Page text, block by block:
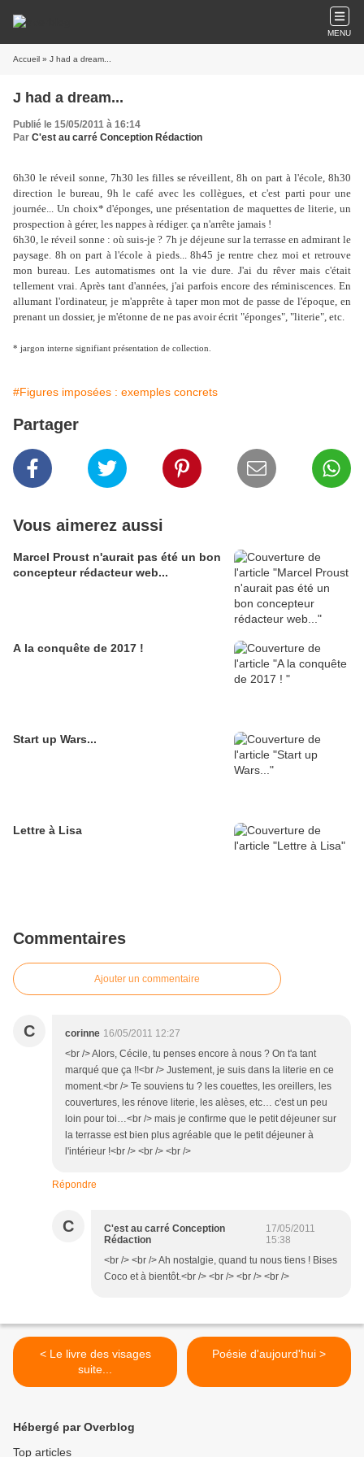
MENU
Accueil » J had a dream...
J had a dream...
Publié le 15/05/2011 à 16:14
Par C'est au carré Conception Rédaction
6h30 le réveil sonne, 7h30 les filles se réveillent, 8h on part à l'école, 8h30
direction le bureau, 9h le café avec les collègues, et c'est parti pour une
journée... Un choix* d'éponges, une présentation de maquettes de literie, un
prospection à gérer, les nappes à rédiger. ça n'arrête jamais !
6h30, le réveil sonne : où suis-je ? 7h je déjeune sur la terrasse en admirant le
paysage. 8h on part à l'école à pieds... 8h45 je rentre chez moi et retrouve
mon bureau. Les automatismes ont la vie dure. J'ai du rêver mais c'était
tellement vrai. Après tant d'années, j'ai parfois encore des réminiscences. En
allumant l'ordinateur, je m'apprête à taper mon mot de passe de l'époque, en
prenant un dossier, je m'étonne de ne pas avoir écrit "éponges", "literie", etc.
* jargon interne signifiant présentation de collection.
#Figures imposées : exemples concrets
Partager
Vous aimerez aussi
Marcel Proust n'aurait pas été un bon
concepteur rédacteur web...
A la conquête de 2017 !
Start up Wars...
Lettre à Lisa
Commentaires
Ajouter un commentaire
C corinne 16/05/2011 12:27
<br /> Alors, Cécile, tu penses encore à nous ? On t'a tant
marqué que ça !!<br /> Justement, je suis dans la literie en ce
moment.<br /> Te souviens tu ? les couettes, les oreillers, les
couvertures, les rénove literie, les alèses, etc… c'est un peu
loin pour toi…<br /> mais je confirme que le petit déjeuner sur
la terrasse est bien plus agréable que le petit déjeuner à
l'intérieur !<br /> <br /> <br />
Répondre
C
C'est au carré Conception
Rédaction
17/05/2011
15:38
<br /> <br /> Ah nostalgie, quand tu nous tiens ! Bises
Coco et à bientôt.<br /> <br /> <br /> <br />
< Le livre des visages
suite...
Poésie d'aujourd'hui >
Hébergé par Overblog
Top articles